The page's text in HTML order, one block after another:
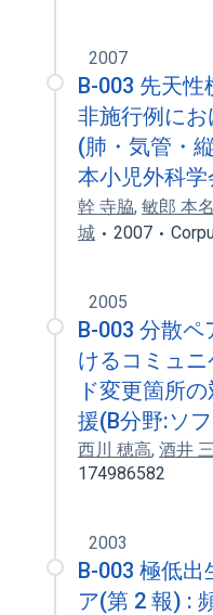
2007
B-003 先天性
非施行例に
(肺・気管・
本小児外科
幹 寺脇, 敏郎 本名
城
2007
2005
B-003 分散
けるコミュ
ド変更箇所
援(B分野:ソ
西川 穂高, 酒井
174986582
2003
B-003 極低出
ア(第 2 報) :